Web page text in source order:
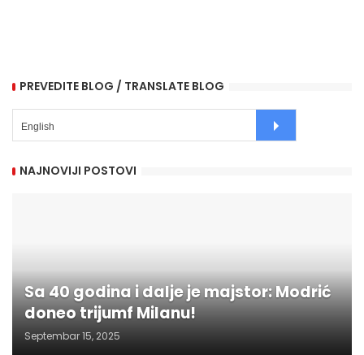
PREVEDITE BLOG / TRANSLATE BLOG
NAJNOVIJI POSTOVI
Sa 40 godina i dalje je majstor: Modrić
doneo trijumf Milanu!
Septembar 15, 2025